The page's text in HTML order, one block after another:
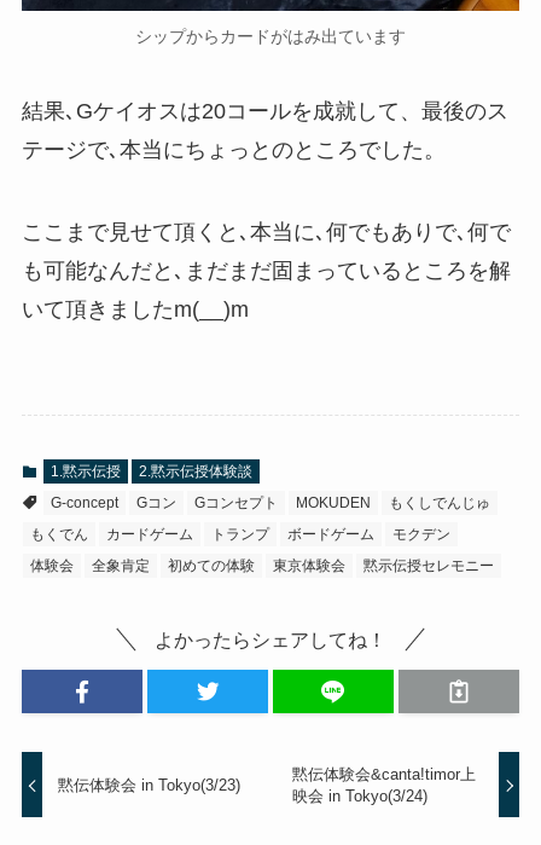
シップからカードがはみ出ています
結果､Gケイオスは20コールを成就して、最後のス
テージで､本当にちょっとのところでした。
ここまで見せて頂くと､本当に､何でもありで､何で
も可能なんだと､まだまだ固まっているところを解
いて頂きましたm(__)m
1.黙示伝授
2.黙示伝授体験談
G-concept
Gコン Gコンセプト MOKUDEN
もくしでんじゅ
もくでん
カードゲーム トランプ ボードゲーム
モクデン
体験会
全象肯定 初めての体験 東京体験会 黙示伝授セレモニー
よかったらシェアしてね！
黙伝体験会 in Tokyo(3/23)
黙伝体験会&canta!timor上
映会 in Tokyo(3/24)